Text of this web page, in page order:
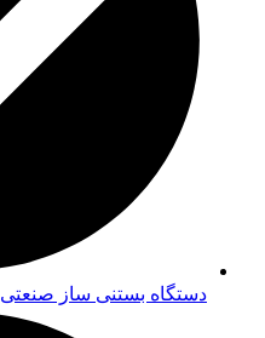
دستگاه بستنی ساز صنعتی